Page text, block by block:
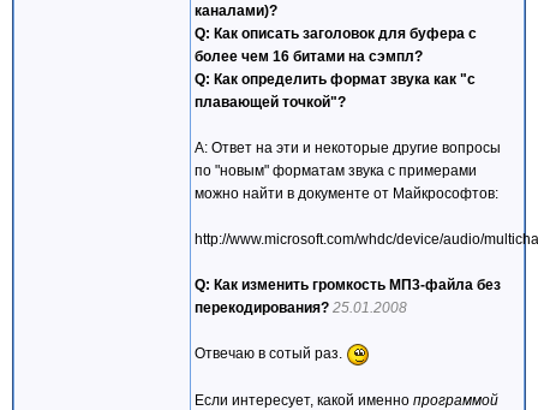
каналами)?
Q: Как описать заголовок для буфера с
более чем 16 битами на сэмпл?
Q: Как определить формат звука как "с
плавающей точкой"?
A: Ответ на эти и некоторые другие вопросы
по "новым" форматам звука с примерами
можно найти в документе от Майкрософтов:
http://www.microsoft.com/whdc/device/audio/
Q: Как изменить громкость МП3-файла без
перекодирования? 25.01.2008
Отвечаю в сотый раз.
Если интересует, какой именно программой